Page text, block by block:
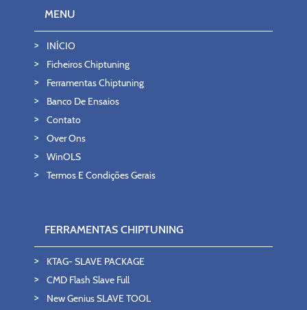
MENU
INÍCIO
Ficheiros Chiptuning
Ferramentas Chiptuning
Banco De Ensaios
Contato
Over Ons
WinOLS
Termos E Condições Gerais
FERRAMENTAS CHIPTUNING
KTAG- SLAVE PACKAGE
CMD Flash Slave Full
New Genius SLAVE TOOL